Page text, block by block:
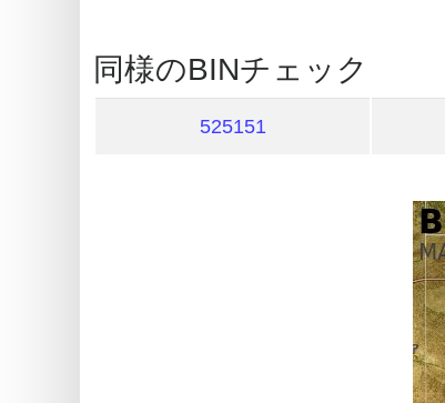
What
同様のBINチェック
525151